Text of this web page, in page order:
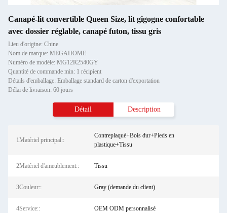
Canapé-lit convertible Queen Size, lit gigogne confortable
avec dossier réglable, canapé futon, tissu gris
Lieu d'origine: Chine
Nom de marque: MEGAHOME
Numéro de modèle: MG12R2540GY
Quantité de commande min: 1 récipient
Détails d'emballage: Emballage standard de carton d'exportation
Délai de livraison: 60 jours
Détail Description
1Matériel principal::
Contreplaqué+Bois dur+Pieds en
plastique+Tissu
2Matériel d'ameublement:: Tissu
3Couleur:: Gray (demande du client)
4Service:: OEM ODM personnalisé